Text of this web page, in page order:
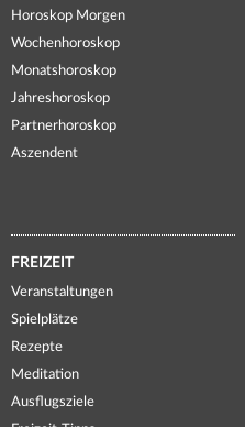
Horoskop Morgen
Wochenhoroskop
Monatshoroskop
Jahreshoroskop
Partnerhoroskop
Aszendent
FREIZEIT
Veranstaltungen
Spielplätze
Rezepte
Meditation
Ausflugsziele